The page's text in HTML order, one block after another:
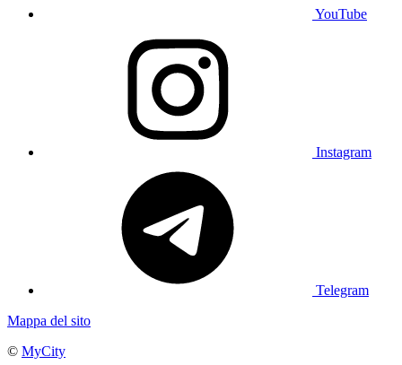
YouTube
Instagram
Telegram
Mappa del sito
© MyCity